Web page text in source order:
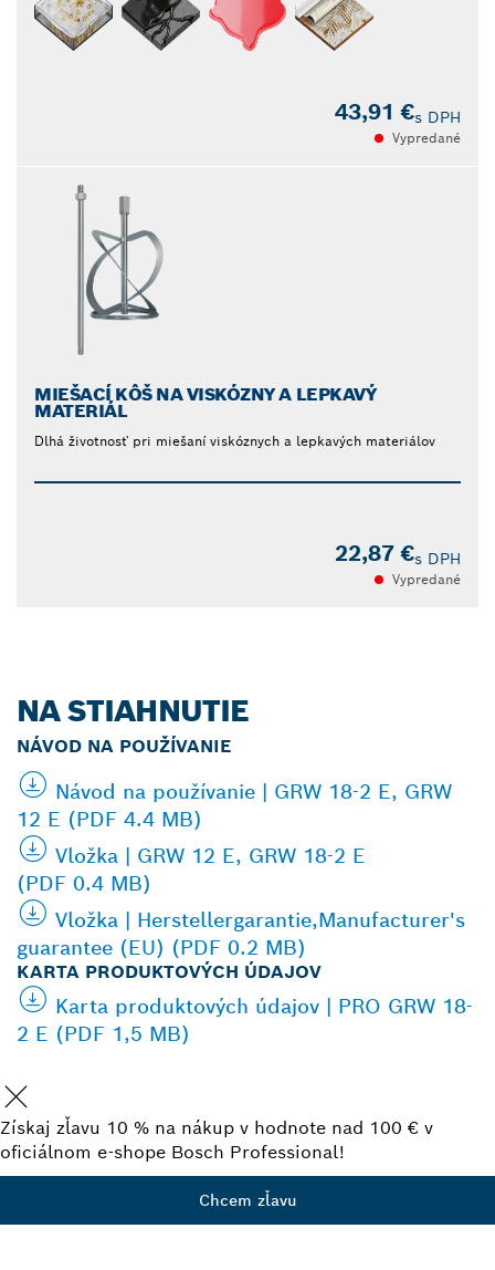
43,91 €s DPH
Vypredané
MIEŠACÍ KÔŠ NA VISKÓZNY A LEPKAVÝ
MATERIÁL
Dlhá životnosť pri miešaní viskóznych a lepkavých materiálov
22,87 €s DPH
Vypredané
NA STIAHNUTIE
NÁVOD NA POUŽÍVANIE
Návod na používanie | GRW 18-2 E, GRW
12 E (PDF 4.4 MB)
Vložka | GRW 12 E, GRW 18-2 E
(PDF 0.4 MB)
Vložka | Herstellergarantie,Manufacturer's
guarantee (EU) (PDF 0.2 MB)
KARTA PRODUKTOVÝCH ÚDAJOV
Karta produktových údajov | PRO GRW 18-
2 E (PDF 1,5 MB)
Získaj zľavu 10 % na nákup v hodnote nad 100 € v
oficiálnom e-shope Bosch Professional!
Chcem zľavu